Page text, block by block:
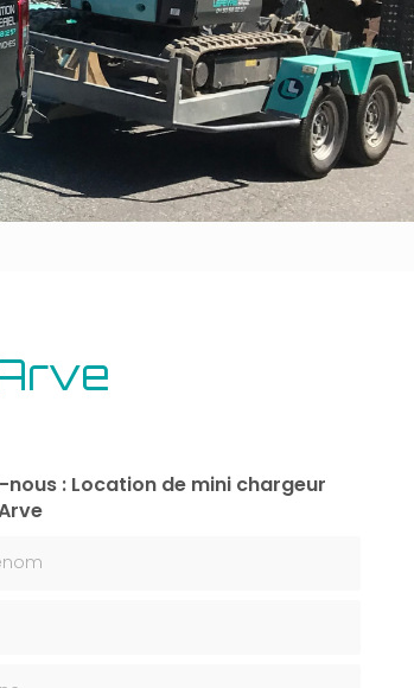
: Location de mini chargeur